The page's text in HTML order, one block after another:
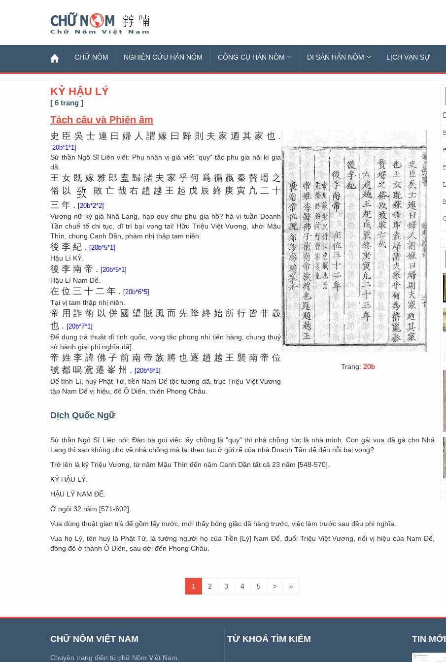
CHỮ NÔM NGHIÊN CỨU HÁN NÔM CÔNG CỤ HÁN NÔM DI SẢN HÁN NÔM LỊCH VẠN SỰ
KỶ HẬU LÝ
[ 6 trang ]
Tách câu và Phiên âm
史 臣 吳士 連 曰婦 人 謂嫁 曰 歸 則 夫 家 迺 其 家 也 .
[20b*1*1]
Sử thần Ngô Sĩ Liên viết: Phụ nhân vị giá viết "quy" tắc phu gia nãi kì gia
dã.
王 女 既嫁 雅 郎盍 歸 諸 夫 家 乎何 爲 循嬴 秦 贅壻 之
俗 以 敗亡 哉 右 趙 越 王 起 戊 辰 終 庚 寅 凣 二十
三 年 . [20b*2*2]
Vương nữ ký giá Nhã Lang, hạp quy chư phu gia hồ? hà vi tuần Doanh
Tần chuế tế chi tục, dĩ trí bại vong tai! Hữu Triệu Việt Vương, khởi Mậu
Thìn, chung Canh Dần, phàm nhị thập tam niên.
後 李 紀 . [20b*5*1]
Hậu Lí KỶ.
後 李 南 帝 . [20b*6*1]
Hậu Lí Nam Đế.
在 位 三 十 二 年 . [20b*6*5]
Tại vị tam thập nhị niên.
帝 用詐術 以併 國 望 賊 風 而 先 降 終 始 所 行 皆非義
也 . [20b*7*1]
Đế dụng trá thuật dĩ tịnh quốc, vọng tặc phong nhi tiên hàng, chung thuỷ
sở hành giai phi nghĩa dã].
帝 姓李諱 佛子前 南 帝族 將 也逐 趙 越王 襲 南帝位
號 都 嗚 鳶 遷 峯 州 . [20b*8*1]
Đế tính Lí, huý Phật Tử, tiền Nam Đế tộc tướng dã, trục Triệu Việt Vương
tập Nam Đế vị hiệu, đô Ô Diên, thiên Phong Châu.
Trang: 20b
Dịch Quốc Ngữ
Sử thần Ngô Sĩ Liên nói: Đàn bà gọi việc lấy chồng là "quy" thì nhà chồng tức là nhà mình. Con gái vua đã gả cho Nhã
Lang thì sao không cho về nhà chồng mà lại theo tục ở gửi rể của nhà Doanh Tần để đến nỗi bại vong?
Trở lên là kỷ Triệu Vương, từ năm Mậu Thìn đến năm Canh Dần tất cả 23 năm [548-570].
KỶ HẬU LÝ.
HẬU LÝ NAM ĐẾ.
Ở ngôi 32 năm [571-602].
Vua dùng thuật gian trá để gồm lấy nước, mới thấy bóng giặc đã hàng trước, việc làm trước sau đều phi nghĩa.
Vua họ Lý, tên huý là Phật Tử, là tướng người họ của Tiền [Lý] Nam Đế, đuổi Triệu Việt Vương, nối vị hiệu của Nam Đế,
đóng đô ở thành Ô Diên, sau dời đến Phong Châu.
1 2 3 4 5 > »
CHỮ NÔM VIỆT NAM
Chuyên trang điện tử chữ Nôm Việt Nam.
TỪ KHOÁ TÌM KIẾM TIN MỚI